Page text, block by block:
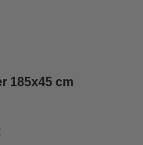
185x45 cm